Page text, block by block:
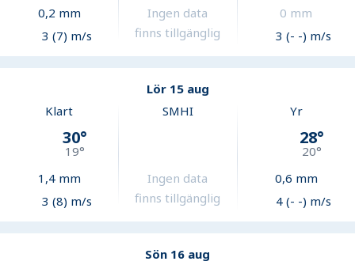
0,2 mm
3 (7) m/s
Ingen data
finns tillgänglig
0 mm
3 (- -) m/s
Lör 15 aug
Klart
30°
19°
1,4mm
3 (8) m/s
SMHI
Ingen data
finns tillgänglig
Yr
28°
20°
0,6 mm
4 (- -) m/s
Sön 16 aug